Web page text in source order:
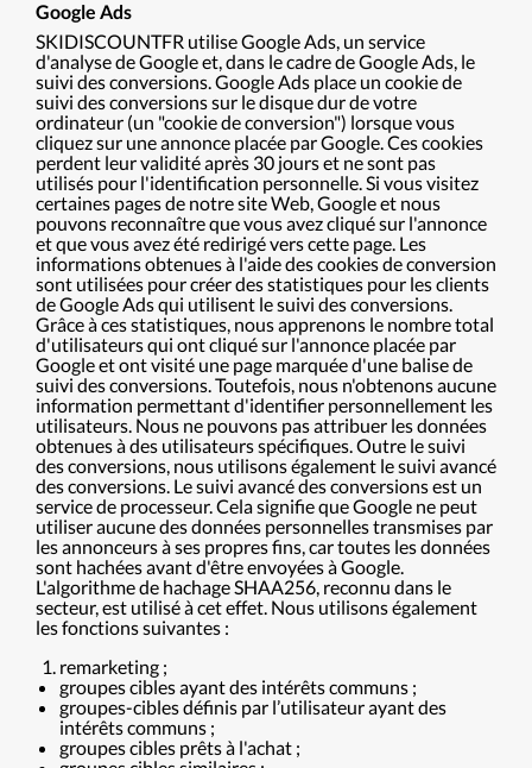
Google Ads
SKIDISCOUNTFR utilise Google Ads, un service
d'analyse de Google et, dans le cadre de Google Ads, le
suivi des conversions. Google Ads place un cookie de
suivi des conversions sur le disque dur de votre
ordinateur (un "cookie de conversion") lorsque vous
cliquez sur une annonce placée par Google. Ces cookies
perdent leur validité après 30 jours et ne sont pas
utilisés pour l'identification personnelle. Si vous visitez
certaines pages de notre site Web, Google et nous
pouvons reconnaître que vous avez cliqué sur l'annonce
et que vous avez été redirigé vers cette page. Les
informations obtenues à l'aide des cookies de conversion
sont utilisées pour créer des statistiques pour les clients
de Google Ads qui utilisent le suivi des conversions.
Grâce à ces statistiques, nous apprenons le nombre total
d'utilisateurs qui ont cliqué sur l'annonce placée par
Google et ont visité une page marquée d'une balise de
suivi des conversions. Toutefois, nous n'obtenons aucune
information permettant d'identifier personnellement les
utilisateurs. Nous ne pouvons pas attribuer les données
obtenues à des utilisateurs spécifiques. Outre le suivi
des conversions, nous utilisons également le suivi avancé
des conversions. Le suivi avancé des conversions est un
service de processeur. Cela signifie que Google ne peut
utiliser aucune des données personnelles transmises par
les annonceurs à ses propres fins, car toutes les données
sont hachées avant d'être envoyées à Google.
L'algorithme de hachage SHAA256, reconnu dans le
secteur, est utilisé à cet effet. Nous utilisons également
les fonctions suivantes :
remarketing ;
groupes cibles ayant des intérêts communs ;
groupes-cibles définis par l’utilisateur ayant des
intérêts communs ;
groupes cibles prêts à l'achat ;